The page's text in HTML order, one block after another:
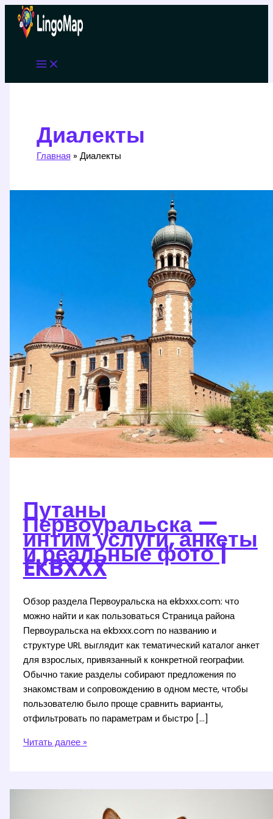
Перейти
содержимому
Диалекты
Главная Диалекты
Путаны
Первоуральска —
интим услуги, анкеты
и реальные фото |
EKBXXX
Обзор раздела Первоуральска на ekbxxx.com: что
можно найти и как пользоваться Страница района
Первоуральска на ekbxxx.com по названию и
структуре URL выглядит как тематический каталог анкет
для взрослых, привязанный к конкретной географии.
Обычно такие разделы собирают предложения по
знакомствам и сопровождению в одном месте, чтобы
пользователю было проще сравнить варианты,
отфильтровать по параметрам и быстро […]
Путаны
Читать далее »